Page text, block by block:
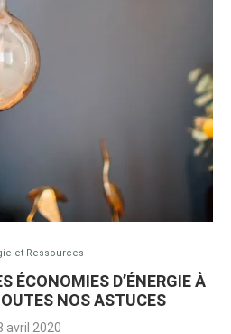
et Ressources
ÉCONOMIES D’ÉNERGIE À
NOS ASTUCES
avril 2020